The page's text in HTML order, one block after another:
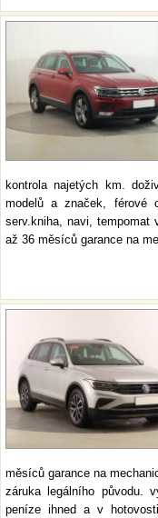
kontrola najetých km.
modelů a značek, férové
serv.kniha, navi, tempomat
až 36 měsíců garance na
měsíců garance na
záruka legálního původu.
peníze ihned a v